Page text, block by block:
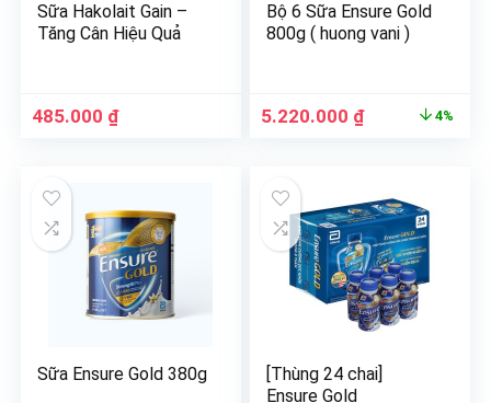
Sữa Hakolait Gain –
Tăng Cân Hiệu Quả
485.000 ₫
Bộ 6 Sữa Ensure Gold
800g ( huong vani )
5.220.000 ₫ 4%
Sữa Ensure Gold 380g
[Thùng 24 chai]
Ensure Gold